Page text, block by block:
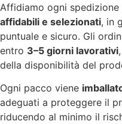
Affidiamo ogni spedizione
affidabili e selezionati, in
puntuale e sicuro. Gli
entro 3–5 giorni lavorativi
della disponibilità del
Ogni pacco viene
adeguati a proteggere il
riducendo al minimo il